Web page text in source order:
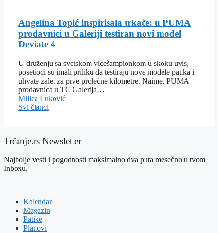
Angelina Topić inspirisala trkače: u PUMA
prodavnici u Galeriji testiran novi model
Deviate 4
U druženju sa svetskom vicešampionkom u skoku uvis,
posetioci su imali priliku da testiraju nove modele patika i
uhvate zalet za prve prolećne kilometre. Naime, PUMA
prodavnica u TC Galerija…
Milica Luković
Svi članci
Trčanje.rs Newsletter
Najbolje vesti i pogodnosti maksimalno dva puta mesečno u tvom
Inboxu.
Kalendar
Magazin
Patike
Planovi